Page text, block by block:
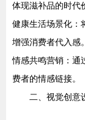
体现滋补品的时代
健康生活场景化：
增强消费者代入感。
情感共鸣营销：通
费者的情感链接。
二、视觉创意